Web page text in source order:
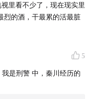
里看不少了，现在现实里
烈的酒，干最累的活最脏
5
是刑警 中，秦川经历的